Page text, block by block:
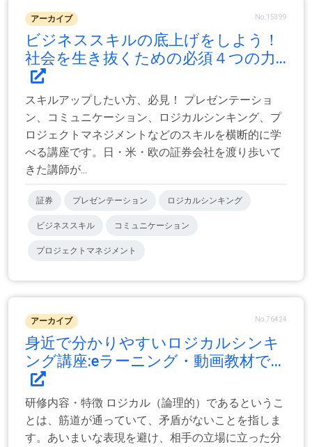
アーカイブ No.15399
ビジネススキルの底上げをしよう！
社会を生き抜くための必須４つの力...
スキルアップしたい方、必見！ プレゼンテーショ
ン、コミュニケーション、ロジカルシンキング、プ
ロジェクトマネジメントなどのスキルを横断的に学
べる講座です。日・米・欧の証券会社を渡り歩いて
きた講師が...
証券 プレゼンテーション ロジカルシンキング
ビジネススキル コミュニケーション
プロジェクトマネジメント
アーカイブ No.76424
身近で分かりやすいロジカルシンキ
ング講座:eラーニング・動画教材で...
研修内容・特徴 ロジカル（論理的）であるというこ
とは、筋道が通っていて、矛盾がないことを指しま
す。あいまいな表現を避け、相手の立場に立った分